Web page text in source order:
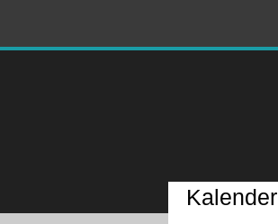
Kalender